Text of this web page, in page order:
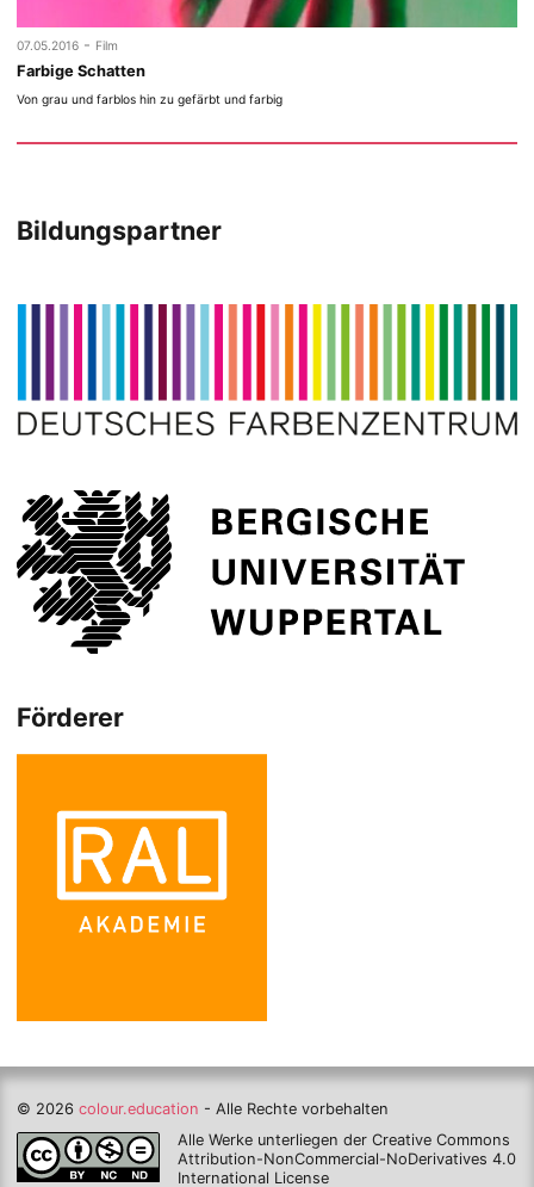
07.05.2016 - Film
Farbige Schatten
Von grau und farblos hin zu gefärbt und farbig
Bildungspartner
Förderer
© 2026 colour.education - Alle Rechte vorbehalten
Alle Werke unterliegen der Creative Commons
Attribution-NonCommercial-NoDerivatives 4.0
International License